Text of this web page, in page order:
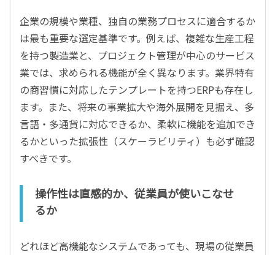
企業の規模や業種、独自の業務プロセスに適合するか
は最も重要な選定基準です。例えば、複雑な生産工程
を持つ製造業と、プロジェクト管理が中心のサービス
業では、求められる機能が全く異なります。業界特有
の商習慣に対応したテンプレートを持つERPも存在し
ます。また、将来の事業拡大や海外展開を見据え、多
言語・多通貨に対応できるか、柔軟に機能を追加でき
るかといった拡張性（スケーラビリティ）も必ず確認
すべきです。
操作性は直感的か、従業員が使いこなせ
るか
どれほど高機能なシステムであっても、現場の従業員